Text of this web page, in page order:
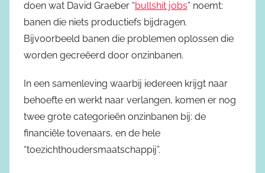
doen wat David Graeber “bullshit jobs” noemt:
banen die niets productiefs bijdragen.
Bijvoorbeeld banen die problemen oplossen die
worden gecreëerd door onzinbanen.
In een samenleving waarbij iedereen krijgt naar
behoefte en werkt naar verlangen, komen er nog
twee grote categorieën onzinbanen bij: de
financiële tovenaars, en de hele
“toezichthoudersmaatschappij”.